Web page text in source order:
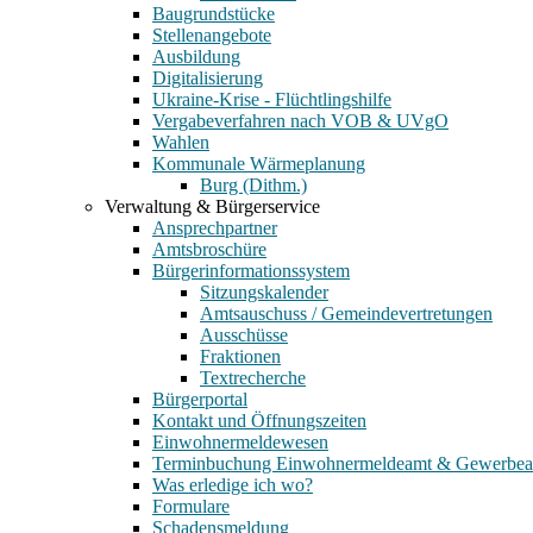
Baugrundstücke
Stellenangebote
Ausbildung
Digitalisierung
Ukraine-Krise - Flüchtlingshilfe
Vergabeverfahren nach VOB & UVgO
Wahlen
Kommunale Wärmeplanung
Burg (Dithm.)
Verwaltung & Bürgerservice
Ansprechpartner
Amtsbroschüre
Bürgerinformationssystem
Sitzungskalender
Amtsauschuss / Gemeindevertretungen
Ausschüsse
Fraktionen
Textrecherche
Bürgerportal
Kontakt und Öffnungszeiten
Einwohnermeldewesen
Terminbuchung Einwohnermeldeamt &
Was erledige ich wo?
Formulare
Schadensmeldung